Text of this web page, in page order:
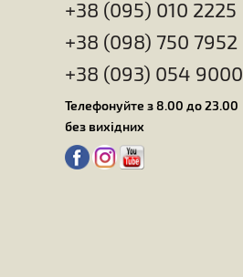
способны оценивать
человеку не удалость
техники превращения
пчелы.
Главная